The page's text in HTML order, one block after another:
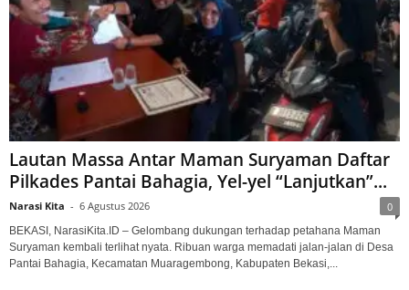
Lautan Massa Antar Maman Suryaman Daftar
Pilkades Pantai Bahagia, Yel-yel “Lanjutkan”...
Narasi Kita - 6 Agustus 2026 0
BEKASI, NarasiKita.ID – Gelombang dukungan terhadap petahana Maman
Suryaman kembali terlihat nyata. Ribuan warga memadati jalan-jalan di Desa
Pantai Bahagia, Kecamatan Muaragembong, Kabupaten Bekasi,...